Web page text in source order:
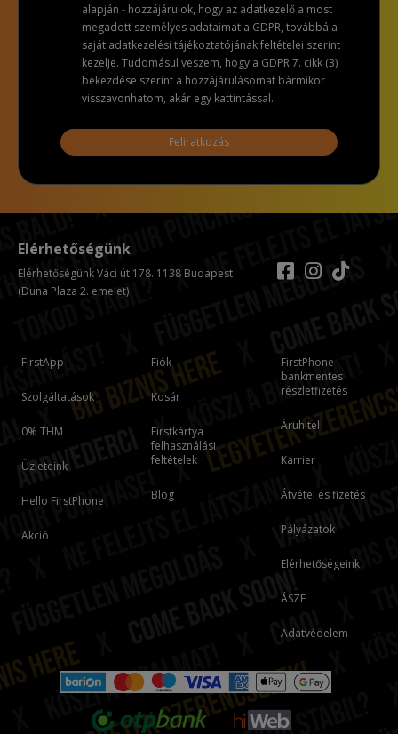
alapján - hozzájárulok, hogy az adatkezelő a most
megadott személyes adataimat a GDPR, továbbá a
saját adatkezelési tájékoztatójának feltételei szerint
kezelje. Tudomásul veszem, hogy a GDPR 7. cikk (3)
bekezdése szerint a hozzájárulásomat bármikor
visszavonhatom, akár egy kattintással.
Feliratkozás
FirstApp
Szolgáltatások
0% THM
Üzleteink
Hello FirstPhone
Akció
Fiók
Kosár
Firstkártya
felhasználási
feltételek
Blog
FirstPhone
bankmentes
részletfizetés
Áruhitel
Karrier
Átvétel és fizetés
Pályázatok
Elérhetőségeink
ÁSZF
Adatvédelem
Elérhetőségünk
Elérhetőségünk Váci út 178. 1138 Budapest
(Duna Plaza 2. emelet)